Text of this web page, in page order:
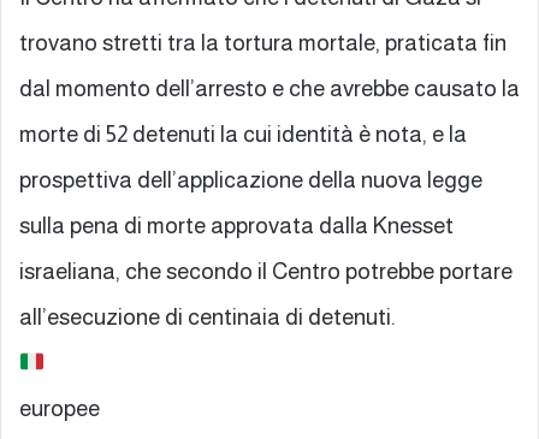
trovano stretti tra la tortura mortale, praticata fin
dal momento dell’arresto e che avrebbe causato la
morte di 52 detenuti la cui identità è nota, e la
prospettiva dell’applicazione della nuova legge
sulla pena di morte approvata dalla Knesset
israeliana, che secondo il Centro potrebbe portare
all’esecuzione di centinaia di detenuti.
europee